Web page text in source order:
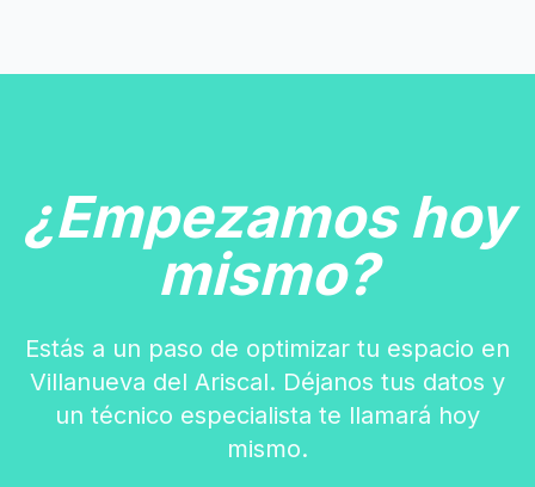
¿Empezamos hoy
mismo?
Estás a un paso de optimizar tu espacio en
Villanueva del Ariscal. Déjanos tus datos y
un técnico especialista te llamará hoy
mismo.